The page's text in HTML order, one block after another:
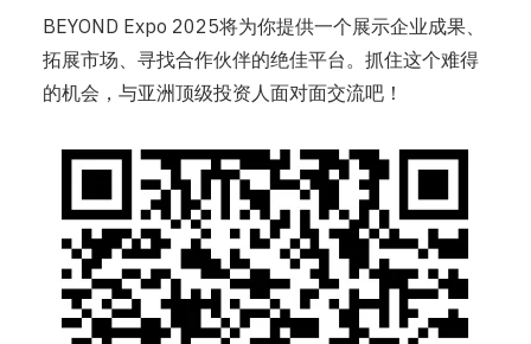
BEYOND Expo 2025将为你提供一个展示企业成果、
拓展市场、寻找合作伙伴的绝佳平台。抓住这个难得
的机会，与亚洲顶级投资人面对面交流吧！